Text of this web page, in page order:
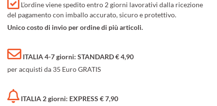
L'ordine viene spedito entro 2 giorni lavorativi dalla ricezione
del pagamento con imballo accurato, sicuro e protettivo.
Unico costo di invio per ordine di più articoli.
ITALIA 4-7 giorni: STANDARD € 4,90
per acquisti da 35 Euro GRATIS
ITALIA 2 giorni: EXPRESS € 7,90